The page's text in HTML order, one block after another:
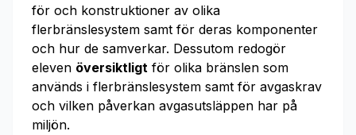
för och konstruktioner av olika
flerbränslesystem samt för deras komponenter
och hur de samverkar. Dessutom redogör
eleven översiktligt för olika bränslen som
används i flerbränslesystem samt för avgaskrav
och vilken påverkan avgasutsläppen har på
miljön.